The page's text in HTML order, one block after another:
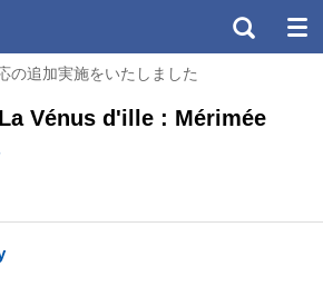
の追加実施をいたしました
Vénus d'ille : Mérimée